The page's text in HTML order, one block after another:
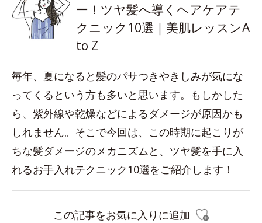
ー！ツヤ髪へ導くヘアケアテ
クニック10選｜美肌レッスンA
to Z
毎年、夏になると髪のパサつきやきしみが気にな
ってくるという方も多いと思います。もしかした
ら、紫外線や乾燥などによるダメージが原因かも
しれません。そこで今回は、この時期に起こりが
ちな髪ダメージのメカニズムと、ツヤ髪を手に入
れるお手入れテクニック10選をご紹介します！
この記事をお気に入りに追加